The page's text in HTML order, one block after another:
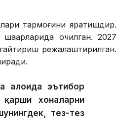
тармоғини яратишдир.
очилган. 2027
режалаштирилган.
эътибор
хоналарни
тез-тез